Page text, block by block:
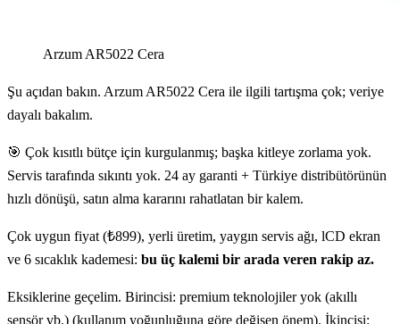
Arzum AR5022 Cera
Şu açıdan bakın. Arzum AR5022 Cera ile ilgili tartışma çok; veriye
dayalı bakalım.
🎯 Çok kısıtlı bütçe için kurgulanmış; başka kitleye zorlama yok.
Servis tarafında sıkıntı yok. 24 ay garanti + Türkiye distribütörünün
hızlı dönüşü, satın alma kararını rahatlatan bir kalem.
Çok uygun fiyat (₺899), yerli üretim, yaygın servis ağı, lCD ekran
ve 6 sıcaklık kademesi: bu üç kalemi bir arada veren rakip az.
Eksiklerine geçelim. Birincisi: premium teknolojiler yok (akıllı
sensör vb.) (kullanım yoğunluğuna göre değişen önem). İkincisi: